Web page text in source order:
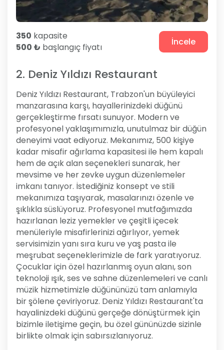
350 kapasite
500 ₺ başlangıç fiyatı İncele
2. Deniz Yıldızı Restaurant
Deniz Yıldızı Restaurant, Trabzon'un büyüleyici
manzarasına karşı, hayallerinizdeki düğünü
gerçekleştirme fırsatı sunuyor. Modern ve
profesyonel yaklaşımımızla, unutulmaz bir düğün
deneyimi vaat ediyoruz. Mekanımız, 500 kişiye
kadar misafir ağırlama kapasitesi ile hem kapalı
hem de açık alan seçenekleri sunarak, her
mevsime ve her zevke uygun düzenlemeler
imkanı tanıyor. İstediğiniz konsept ve stili
mekanımıza taşıyarak, masalarınızı özenle ve
şıklıkla süslüyoruz. Profesyonel mutfağımızda
hazırlanan leziz yemekler ve çeşitli içecek
menüleriyle misafirlerinizi ağırlıyor, yemek
servisimizin yanı sıra kuru ve yaş pasta ile
meşrubat seçeneklerimizle de fark yaratıyoruz.
Çocuklar için özel hazırlanmış oyun alanı, son
teknoloji ışık, ses ve sahne düzenlemeleri ve canlı
müzik hizmetimizle düğününüzü tam anlamıyla
bir şölene çeviriyoruz. Deniz Yıldızı Restaurant'ta
hayalinizdeki düğünü gerçeğe dönüştürmek için
bizimle iletişime geçin, bu özel gününüzde sizinle
birlikte olmak için sabırsızlanıyoruz.